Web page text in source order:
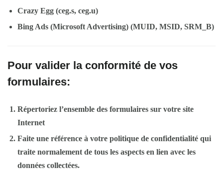
Crazy Egg (ceg.s, ceg.u)
Bing Ads (Microsoft Advertising) (MUID, MSID, SRM_B)
Pour valider la conformité de vos
formulaires:
Répertoriez l’ensemble des formulaires sur votre site
Internet
Faite une référence à votre politique de confidentialité qui
traite normalement de tous les aspects en lien avec les
données collectées.